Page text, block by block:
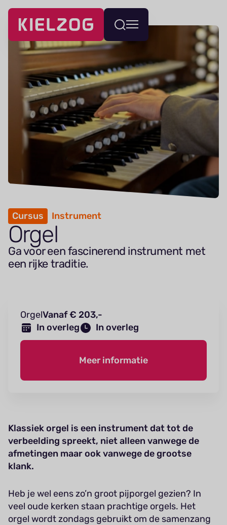
Navigatie
overslaan
Wissel
menu
Cursus Instrument
Orgel
Ga voor een fascinerend instrument met
een rijke traditie.
OrgelVanaf € 203,-
In overleg
In overleg
Meer informatie
Klassiek orgel is een instrument dat tot de
verbeelding spreekt, niet alleen vanwege de
afmetingen maar ook vanwege de grootse
klank.
Heb je wel eens zo’n groot pijporgel gezien? In
veel oude kerken staan prachtige orgels. Het
orgel wordt zondags gebruikt om de samenzang